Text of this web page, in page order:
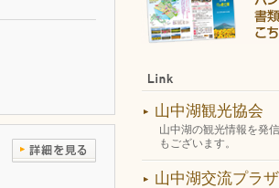
山中湖観光協会
山中湖の観光情報を発
もございます。
山中湖交流プラザ